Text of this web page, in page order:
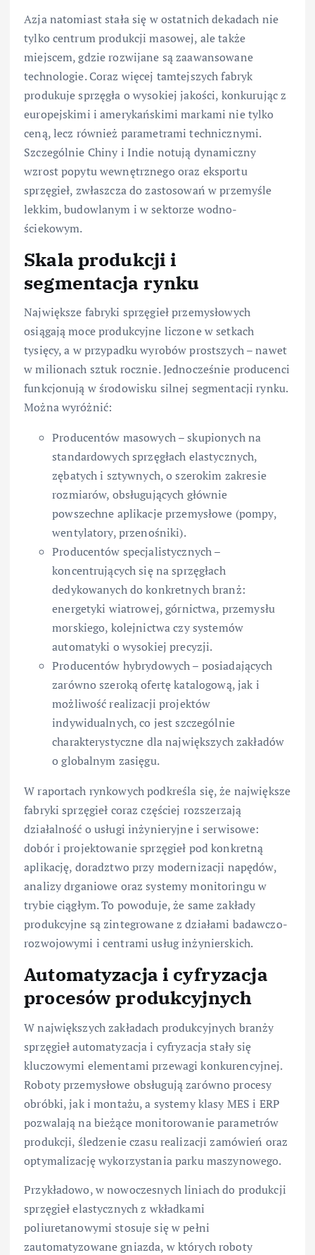
Azja natomiast stała się w ostatnich dekadach nie
tylko centrum produkcji masowej, ale także
miejscem, gdzie rozwijane są zaawansowane
technologie. Coraz więcej tamtejszych fabryk
produkuje sprzęgła o wysokiej jakości, konkurując z
europejskimi i amerykańskimi markami nie tylko
ceną, lecz również parametrami technicznymi.
Szczególnie Chiny i Indie notują dynamiczny
wzrost popytu wewnętrznego oraz eksportu
sprzęgieł, zwłaszcza do zastosowań w przemyśle
lekkim, budowlanym i w sektorze wodno-
ściekowym.
Skala produkcji i
segmentacja rynku
Największe fabryki sprzęgieł przemysłowych
osiągają moce produkcyjne liczone w setkach
tysięcy, a w przypadku wyrobów prostszych – nawet
w milionach sztuk rocznie. Jednocześnie producenci
funkcjonują w środowisku silnej segmentacji rynku.
Można wyróżnić:
Producentów masowych – skupionych na
standardowych sprzęgłach elastycznych,
zębatych i sztywnych, o szerokim zakresie
rozmiarów, obsługujących głównie
powszechne aplikacje przemysłowe (pompy,
wentylatory, przenośniki).
Producentów specjalistycznych –
koncentrujących się na sprzęgłach
dedykowanych do konkretnych branż:
energetyki wiatrowej, górnictwa, przemysłu
morskiego, kolejnictwa czy systemów
automatyki o wysokiej precyzji.
Producentów hybrydowych – posiadających
zarówno szeroką ofertę katalogową, jak i
możliwość realizacji projektów
indywidualnych, co jest szczególnie
charakterystyczne dla największych zakładów
o globalnym zasięgu.
W raportach rynkowych podkreśla się, że największe
fabryki sprzęgieł coraz częściej rozszerzają
działalność o usługi inżynieryjne i serwisowe:
dobór i projektowanie sprzęgieł pod konkretną
aplikację, doradztwo przy modernizacji napędów,
analizy drganiowe oraz systemy monitoringu w
trybie ciągłym. To powoduje, że same zakłady
produkcyjne są zintegrowane z działami badawczo-
rozwojowymi i centrami usług inżynierskich.
Automatyzacja i cyfryzacja
procesów produkcyjnych
W największych zakładach produkcyjnych branży
sprzęgieł automatyzacja i cyfryzacja stały się
kluczowymi elementami przewagi konkurencyjnej.
Roboty przemysłowe obsługują zarówno procesy
obróbki, jak i montażu, a systemy klasy MES i ERP
pozwalają na bieżące monitorowanie parametrów
produkcji, śledzenie czasu realizacji zamówień oraz
optymalizację wykorzystania parku maszynowego.
Przykładowo, w nowoczesnych liniach do produkcji
sprzęgieł elastycznych z wkładkami
poliuretanowymi stosuje się w pełni
zautomatyzowane gniazda, w których roboty